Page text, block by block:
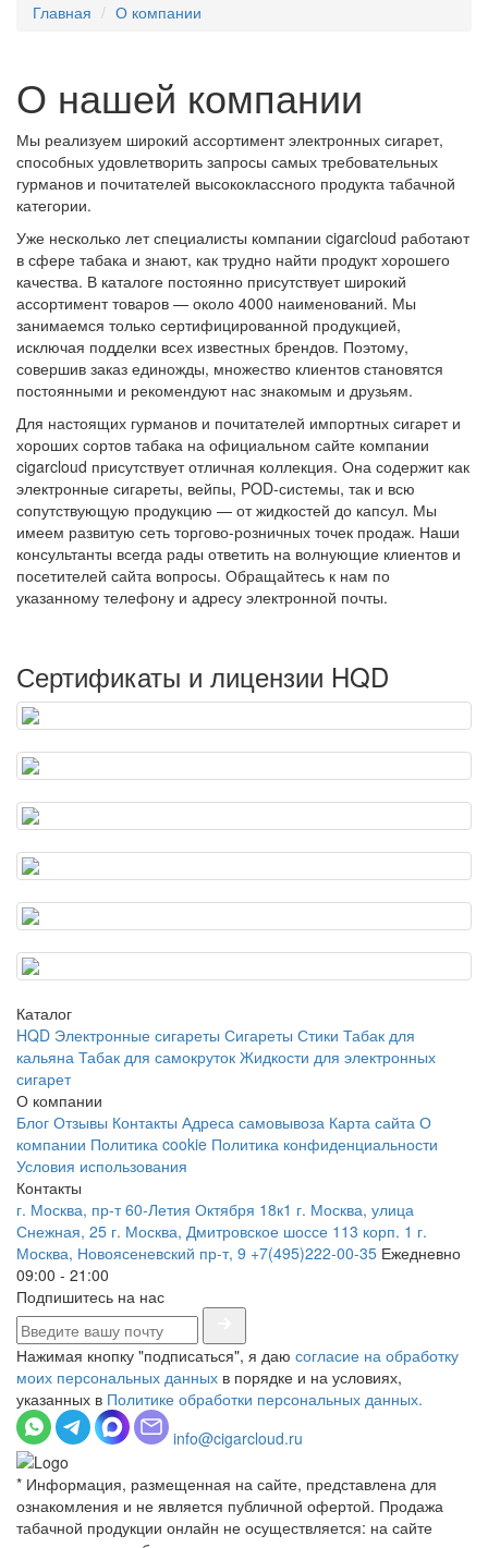
Главная
О компании
О нашей компании
Мы реализуем широкий ассортимент электронных сигарет,
способных удовлетворить запросы самых требовательных
гурманов и почитателей высококлассного продукта табачной
категории.
Уже несколько лет специалисты компании cigarcloud работают
в сфере табака и знают, как трудно найти продукт хорошего
качества. В каталоге постоянно присутствует широкий
ассортимент товаров — около 4000 наименований. Мы
занимаемся только сертифицированной продукцией,
исключая подделки всех известных брендов. Поэтому,
совершив заказ единожды, множество клиентов становятся
постоянными и рекомендуют нас знакомым и друзьям.
Для настоящих гурманов и почитателей импортных сигарет и
хороших сортов табака на официальном сайте компании
cigarcloud присутствует отличная коллекция. Она содержит как
электронные сигареты, вейпы, POD-системы, так и всю
сопутствующую продукцию — от жидкостей до капсул. Мы
имеем развитую сеть торгово-розничных точек продаж. Наши
консультанты всегда рады ответить на волнующие клиентов и
посетителей сайта вопросы. Обращайтесь к нам по
указанному телефону и адресу электронной почты.
Сертификаты и лицензии HQD
Каталог
HQD Электронные сигареты Сигареты Стики Табак для
кальяна Табак для самокруток Жидкости для электронных
сигарет
О компании
Блог Отзывы Контакты Адреса самовывоза Карта сайта О
компании Политика cookie Политика конфиденциальности
Условия использования
Контакты
г. Москва, пр-т 60-Летия Октября 18к1 г. Москва, улица
Снежная, 25 г. Москва, Дмитровское шоссе 113 корп. 1 г.
Москва, Новоясеневский пр-т, 9 +7(495)222-00-35 Ежедневно
09:00 - 21:00
Подпишитесь на нас
Нажимая кнопку "подписаться", я даю согласие на обработку
моих персональных данных в порядке и на условиях,
указанных в Политике обработки персональных данных.
info@cigarcloud.ru
* Информация, размещенная на сайте, представлена для
ознакомления и не является публичной офертой. Продажа
табачной продукции онлайн не осуществляется: на сайте